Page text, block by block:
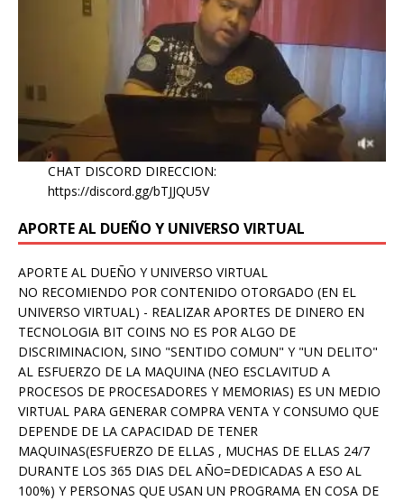
CHAT DISCORD DIRECCION:
https://discord.gg/bTJJQU5V
APORTE AL DUEÑO Y UNIVERSO VIRTUAL
APORTE AL DUEÑO Y UNIVERSO VIRTUAL
NO RECOMIENDO POR CONTENIDO OTORGADO (EN EL
UNIVERSO VIRTUAL) - REALIZAR APORTES DE DINERO EN
TECNOLOGIA BIT COINS NO ES POR ALGO DE
DISCRIMINACION, SINO "SENTIDO COMUN" Y "UN DELITO"
AL ESFUERZO DE LA MAQUINA (NEO ESCLAVITUD A
PROCESOS DE PROCESADORES Y MEMORIAS) ES UN MEDIO
VIRTUAL PARA GENERAR COMPRA VENTA Y CONSUMO QUE
DEPENDE DE LA CAPACIDAD DE TENER
MAQUINAS(ESFUERZO DE ELLAS , MUCHAS DE ELLAS 24/7
DURANTE LOS 365 DIAS DEL AÑO=DEDICADAS A ESO AL
100%) Y PERSONAS QUE USAN UN PROGRAMA EN COSA DE